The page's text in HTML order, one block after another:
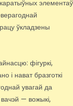
элементаў
ўкладзены
фігуркі,
і нават бразготкі
увагай да
— вожыкі,